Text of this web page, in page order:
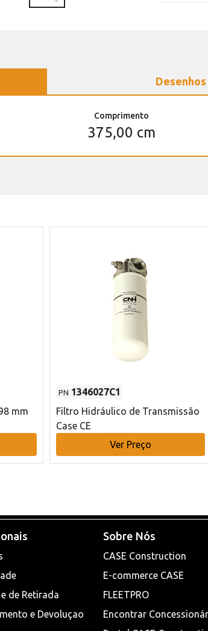
Comprimento
375,00 cm
mm
PN 1346027C1
Filtro Hidráulico de Transmissão
Case CE
Ver Preço
de Retirada
e Devoluçao
Sobre Nós
CASE Construction
E-commerce CASE
FLEETPRO
Encontrar